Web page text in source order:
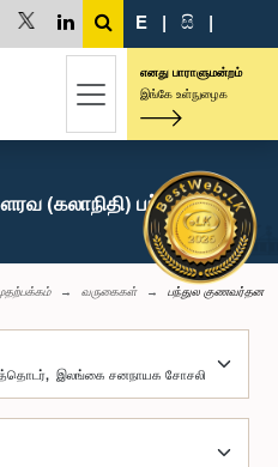
E | සි |
எனது பாராளுமன்றம்
இங்கே உள்நுழைக
(கலாநிதி) பந்துல
வருகைகள் பந்துல குணவர்தன